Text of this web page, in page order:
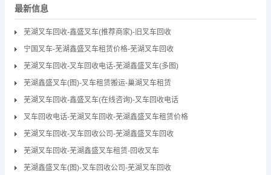
最新信息
芜湖叉车回收-鑫盛叉车(推荐商家)-旧叉车回收
宁国叉车-芜湖鑫盛叉车租赁价格-芜湖叉车回收
芜湖叉车回收-叉车回收电话-芜湖鑫盛叉车(多图)
芜湖鑫盛叉车(图)-叉车租赁搬运-巢湖叉车租赁
芜湖叉车回收-鑫盛叉车(在线咨询)-叉车回收电话
叉车回收电话-芜湖叉车回收-芜湖鑫盛叉车租赁价格
芜湖叉车回收-叉车回收公司-芜湖鑫盛叉车回收
芜湖叉车回收-芜湖鑫盛叉车租赁-回收叉车
芜湖鑫盛叉车(图)-叉车回收公司-芜湖叉车回收